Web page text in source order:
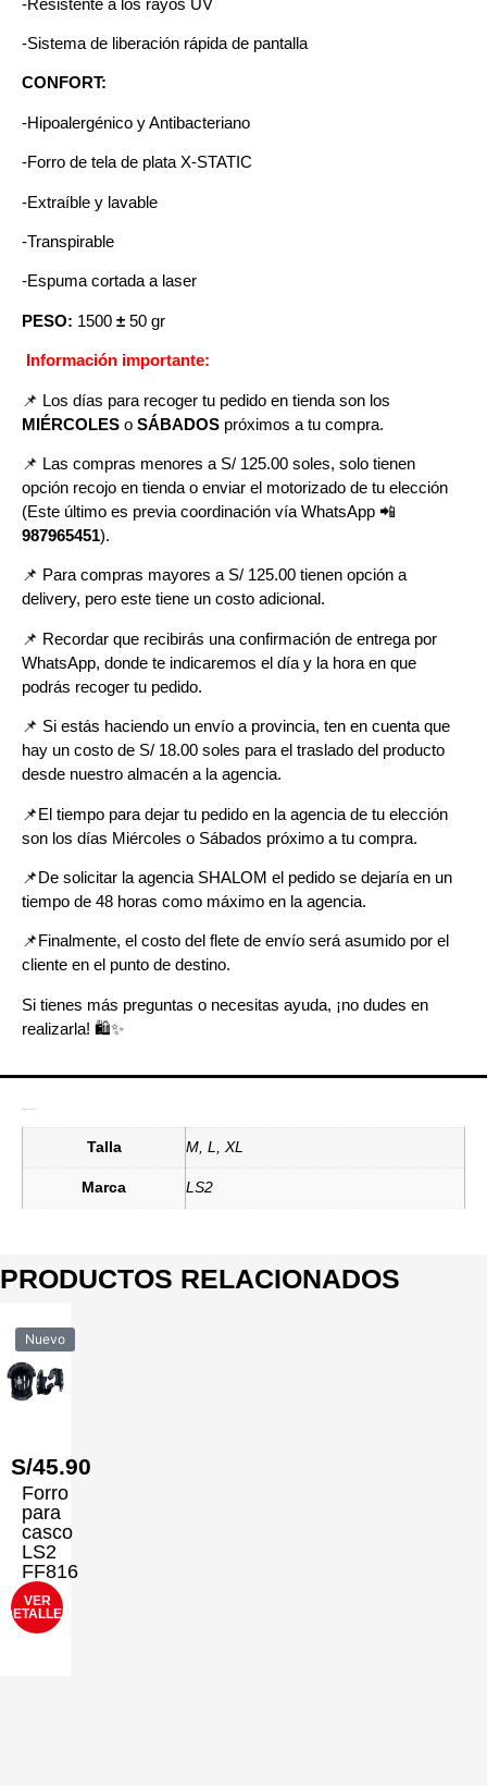
-Sistema de liberación rápida de pantalla
CONFORT:
-Hipoalergénico y Antibacteriano
-Forro de tela de plata X-STATIC
-Extraíble y lavable
-Transpirable
-Espuma cortada a laser
PESO: 1500 ± 50 gr
Información importante:
📌 Los días para recoger tu pedido en tienda son los
MIÉRCOLES o SÁBADOS próximos a tu compra.
📌 Las compras menores a S/ 125.00 soles, solo tienen
opción recojo en tienda o enviar el motorizado de tu elección
(Este último es previa coordinación vía WhatsApp 📲
987965451).
📌 Para compras mayores a S/ 125.00 tienen opción a
delivery, pero este tiene un costo adicional.
📌 Recordar que recibirás una confirmación de entrega por
WhatsApp, donde te indicaremos el día y la hora en que
podrás recoger tu pedido.
📌 Si estás haciendo un envío a provincia, ten en cuenta que
hay un costo de S/ 18.00 soles para el traslado del producto
desde nuestro almacén a la agencia.
📌El tiempo para dejar tu pedido en la agencia de tu elección
son los días Miércoles o Sábados próximo a tu compra.
📌De solicitar la agencia SHALOM el pedido se dejaría en un
tiempo de 48 horas como máximo en la agencia.
📌Finalmente, el costo del flete de envío será asumido por el
cliente en el punto de destino.
Si tienes más preguntas o necesitas ayuda, ¡no dudes en
realizarla! 🛍️✨
Talla M, L, XL
Marca LS2
PRODUCTOS RELACIONADOS
Nuevo
S/45.90
Forro
para
casco
LS2
FF816
VER
DETALLES